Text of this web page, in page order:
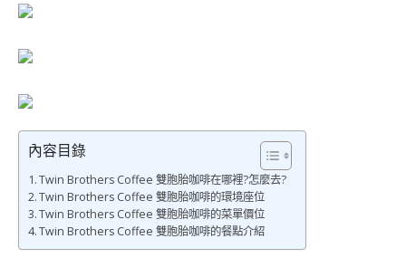
內容目錄
Twin Brothers Coffee 雙胞胎咖啡在哪裡?怎麼去?
Twin Brothers Coffee 雙胞胎咖啡的環境座位
Twin Brothers Coffee 雙胞胎咖啡的菜單價位
Twin Brothers Coffee 雙胞胎咖啡的餐點介紹